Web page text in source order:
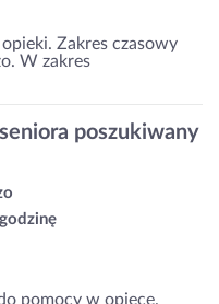
Zakres czasowy
W zakres
poszukiwany
pomocy w opiece.